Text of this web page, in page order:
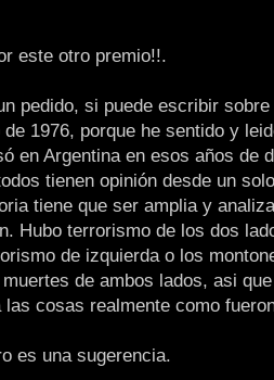
este otro premio!!.
pedido, si puede escribir
1976, porque he sentido y
en Argentina en esos años de
tienen opinión desde un
tiene que ser amplia y
Hubo terrorismo de los dos
de izquierda o los
de ambos lados, asi
las cosas realmente como
es una sugerencia.